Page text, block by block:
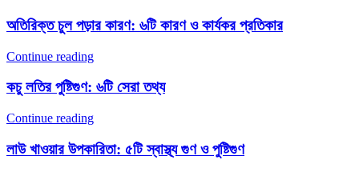
অতিরিক্ত চুল পড়ার কারণ: ৬টি কারণ ও কার্যকর প্রতিকার
Continue reading
কচু লতির পুষ্টিগুণ: ৬টি সেরা তথ্য
Continue reading
লাউ খাওয়ার উপকারিতা: ৫টি স্বাস্থ্য গুণ ও পুষ্টিগুণ